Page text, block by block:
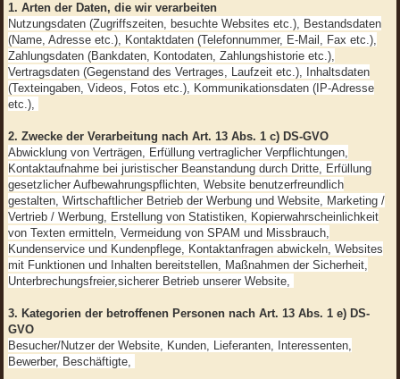
1. Arten der Daten, die wir verarbeiten
Nutzungsdaten (Zugriffszeiten, besuchte Websites etc.), Bestandsdaten
(Name, Adresse etc.), Kontaktdaten (Telefonnummer, E-Mail, Fax etc.),
Zahlungsdaten (Bankdaten, Kontodaten, Zahlungshistorie etc.),
Vertragsdaten (Gegenstand des Vertrages, Laufzeit etc.), Inhaltsdaten
(Texteingaben, Videos, Fotos etc.), Kommunikationsdaten (IP-Adresse
etc.),
2. Zwecke der Verarbeitung nach Art. 13 Abs. 1 c) DS-GVO
Abwicklung von Verträgen, Erfüllung vertraglicher Verpflichtungen,
Kontaktaufnahme bei juristischer Beanstandung durch Dritte, Erfüllung
gesetzlicher Aufbewahrungspflichten, Website benutzerfreundlich
gestalten, Wirtschaftlicher Betrieb der Werbung und Website, Marketing /
Vertrieb / Werbung, Erstellung von Statistiken, Kopierwahrscheinlichkeit
von Texten ermitteln, Vermeidung von SPAM und Missbrauch,
Kundenservice und Kundenpflege, Kontaktanfragen abwickeln, Websites
mit Funktionen und Inhalten bereitstellen, Maßnahmen der Sicherheit,
Unterbrechungsfreier,sicherer Betrieb unserer Website,
3. Kategorien der betroffenen Personen nach Art. 13 Abs. 1 e) DS-
GVO
Besucher/Nutzer der Website, Kunden, Lieferanten, Interessenten,
Bewerber, Beschäftigte,